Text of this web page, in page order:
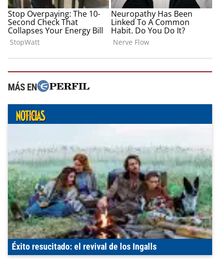
MÁS EN
Éxito resucitado: el revival de los Ingalls